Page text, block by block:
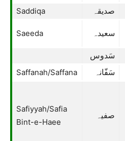
Saddiqa صدیقہ
Saeeda سعیدہ
سَدوس
Saffanah/Saffana سَفّانہ
Safiyyah/Safia
Bint-e-Haee
صفیہ